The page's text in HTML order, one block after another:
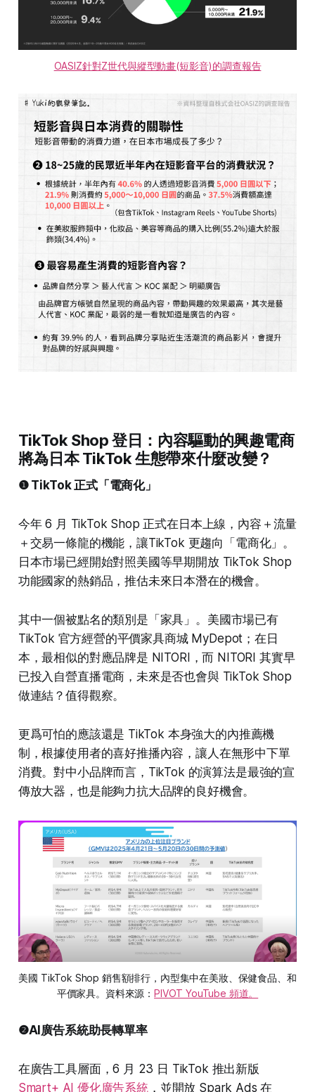
OASIZ針對Z世代與縱型動畫(短影音)的調查報告
TikTok Shop 登日：內容驅動的興趣電商
將為日本 TikTok 生態帶來什麼改變？
❶ TikTok 正式「電商化」
今年 6 月 TikTok Shop 正式在日本上線，內容＋流量
＋交易一條龍的機能，讓TikTok 更趨向「電商化」。
日本市場已經開始對照美國等早期開放 TikTok Shop
功能國家的熱銷品，推估未來日本潛在的機會。
其中一個被點名的類別是「家具」。美國市場已有
TikTok 官方經營的平價家具商城 MyDepot；在日
本，最相似的對應品牌是 NITORI，而 NITORI 其實早
已投入自營直播電商，未來是否也會與 TikTok Shop
做連結？值得觀察。
更爲可怕的應該還是 TikTok 本身強大的內推薦機
制，根據使用者的喜好推播內容，讓人在無形中下單
消費。對中小品牌而言，TikTok 的演算法是最強的宣
傳放大器，也是能夠力抗大品牌的良好機會。
美國 TikTok Shop 銷售額排行，內型集中在美妝、保健食品、和
平價家具。資料來源：PIVOT YouTube 頻道。
❷AI廣告系統助長轉單率
在廣告工具層面，6 月 23 日 TikTok 推出新版
Smart+ AI 優化廣告系統，並開放 Spark Ads 在